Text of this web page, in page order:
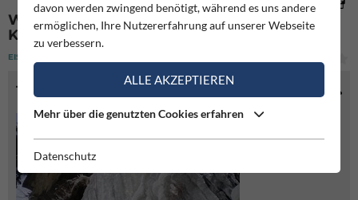
WARMUP - MÖLLTAL
KALTENBRUNNERWALD
EISKLETTERN
TOURENINFO
davon werden zwingend benötigt, während es uns andere
ermöglichen, Ihre Nutzererfahrung auf unserer Webseite
zu verbessern.
ALLE AKZEPTIEREN
Mehr über die genutzten Cookies erfahren
Datenschutz